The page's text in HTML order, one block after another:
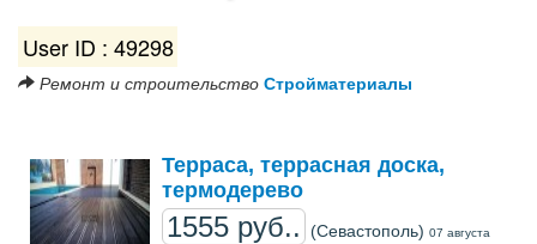
User ID : 49298
Ремонт и строительство Стройматериалы
Терраса, террасная доска,
термодерево
1555 руб.. (Севастополь) 07 августа